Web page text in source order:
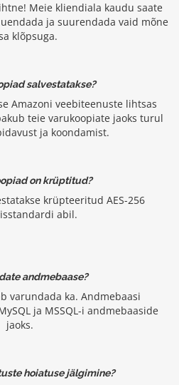
Meie kliendiala kaudu saate
ja suurendada vaid mõne
klõpsuga.
salvestatakse?
Amazoni veebiteenuste lihtsas
teie varukoopiate jaoks turul
ja koondamist.
on krüptitud?
krüpteeritud AES-256
abil.
andmebaase?
varundada ka. Andmebaasi
ja MSSQL-i andmebaaside
jaoks.
hoiatuse jälgimine?